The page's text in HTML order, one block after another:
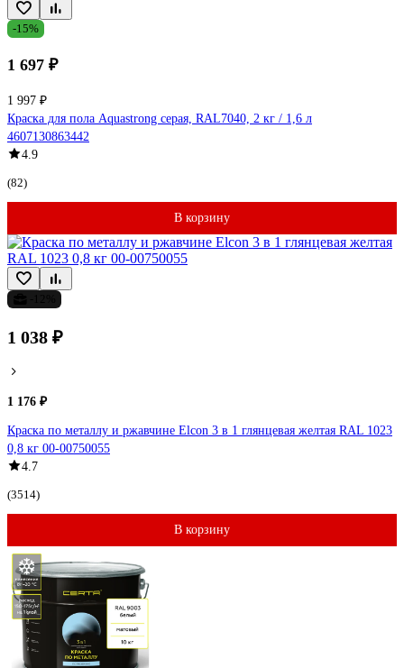
-15%
1 697 ₽
1 997 ₽
Краска для пола Aquastrong серая, RAL7040, 2 кг / 1,6 л
4607130863442
4.9
(82)
В корзину
1 038 ₽
1 176 ₽
Краска по металлу и ржавчине Elcon 3 в 1 глянцевая желтая RAL 1023
0,8 кг 00-00750055
4.7
(3514)
В корзину